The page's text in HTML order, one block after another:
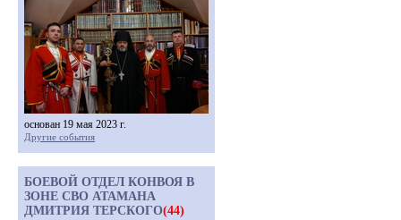
основан 19 мая 2023 г.
Другие события
БОЕВОЙ ОТДЕЛ КОНВОЯ В
ЗОНЕ СВО АТАМАНА
ДМИТРИЯ ТЕРСКОГО(44)